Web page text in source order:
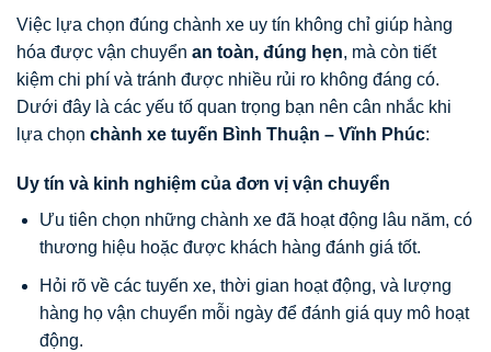
Việc lựa chọn đúng chành xe uy tín không chỉ giúp hàng
hóa được vận chuyển an toàn, đúng hẹn, mà còn tiết
kiệm chi phí và tránh được nhiều rủi ro không đáng có.
Dưới đây là các yếu tố quan trọng bạn nên cân nhắc khi
lựa chọn chành xe tuyến Bình Thuận – Vĩnh Phúc:
Uy tín và kinh nghiệm của đơn vị vận chuyển
Ưu tiên chọn những chành xe đã hoạt động lâu năm, có
thương hiệu hoặc được khách hàng đánh giá tốt.
Hỏi rõ về các tuyến xe, thời gian hoạt động, và lượng
hàng họ vận chuyển mỗi ngày để đánh giá quy mô hoạt
động.